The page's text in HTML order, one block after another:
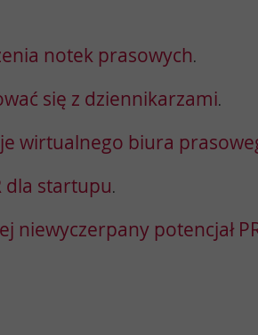
notek prasowych.
się z dziennikarzami.
wirtualnego biura
dla startupu.
niewyczerpany potencjał